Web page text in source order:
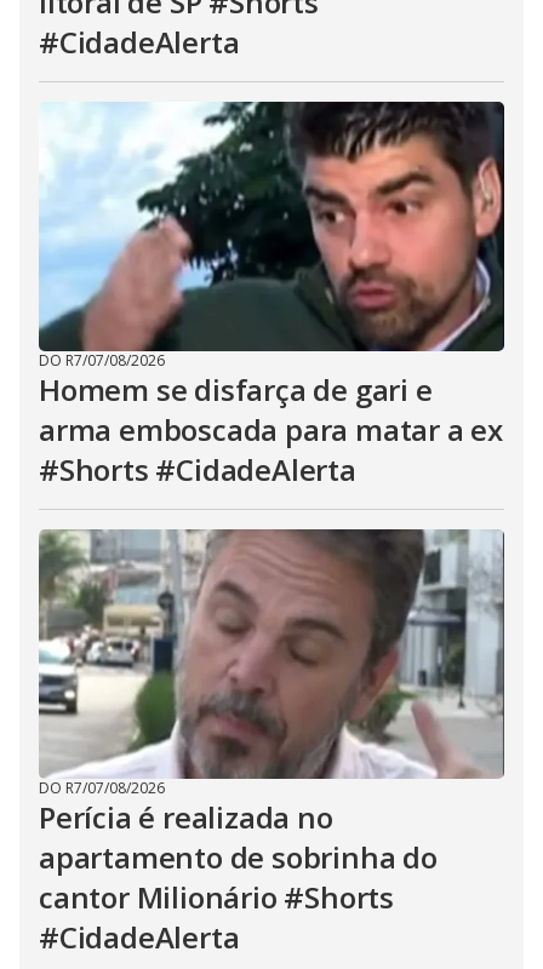
#CidadeAlerta
DO R7/07/08/2026
Homem se disfarça de gari e
arma emboscada para matar a ex
#Shorts #CidadeAlerta
DO R7/07/08/2026
Perícia é realizada no
apartamento de sobrinha do
cantor Milionário #Shorts
#CidadeAlerta